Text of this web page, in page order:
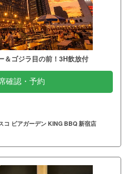
＆ゴジラ目の前！3H飲放付
確認・予約
コ ビアガーデン KING BBQ 新宿店